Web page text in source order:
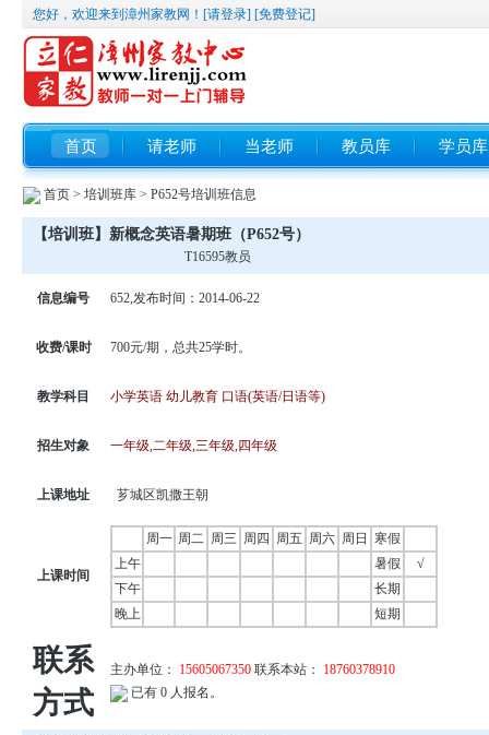
您好，欢迎来到漳州家教网！ [请登录] [免费登记]
首页 请老师 当老师 教员库 学员库
首页 > 培训班库 > P652号培训班信息
【培训班】新概念英语暑期班（P652号）
T16595教员
信息编号 652,发布时间：2014-06-22
收费/课时 700元/期，总共25学时。
教学科目 小学英语 幼儿教育 口语(英语/日语等)
招生对象 一年级,二年级,三年级,四年级
上课地址 芗城区凯撒王朝
上课时间
周一 周二 周三 周四 周五 周六 周日
寒假
上午
暑假
√
下午
长期
晚上
短期
联系
方式
主办单位： 15605067350 联系本站： 18760378910
已有 0 人报名。